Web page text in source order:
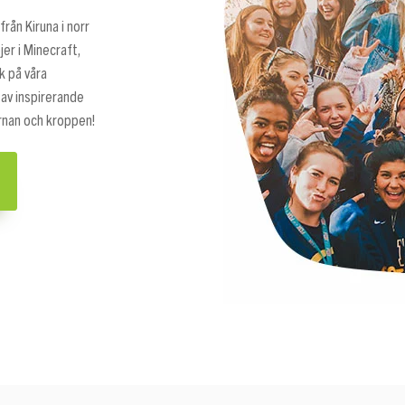
Kiruna i norr
i Minecraft,
på våra
inspirerande
och kroppen!